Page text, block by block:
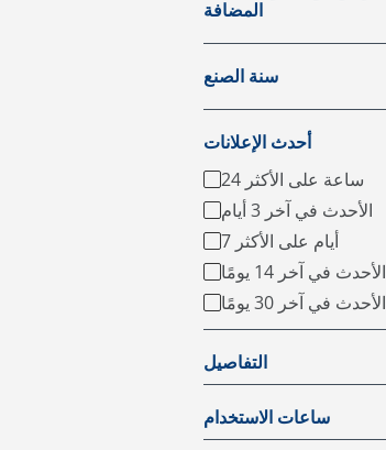
المضافة
سنة الصنع
أحدث الإعلانات
24 ساعة على الأكثر
الأحدث في آخر 3 أيام
7 أيام على الأكثر
الأحدث في آخر 14 يومًا
الأحدث في آخر 30 يومًا
التفاصيل
ساعات الاستخدام